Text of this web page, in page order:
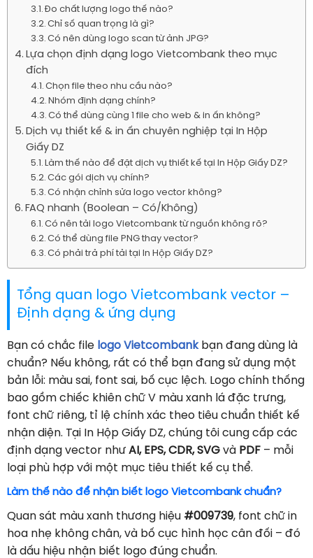
Đo chất lượng logo thế nào?
Chỉ số quan trọng là gì?
Có nên dùng logo scan từ ảnh JPG?
Lựa chọn định dạng logo Vietcombank theo mục
đích
Chọn file theo nhu cầu nào?
Nhóm định dạng chính?
Có thể dùng cùng 1 file cho web & in ấn không?
Dịch vụ thiết kế & in ấn chuyên nghiệp tại In Hộp
Giấy DZ
Làm thế nào để đặt dịch vụ thiết kế tại In Hộp Giấy DZ?
Các gói dịch vụ chính?
Có nhận chỉnh sửa logo vector không?
FAQ nhanh (Boolean – Có/Không)
Có nên tải logo Vietcombank từ nguồn không rõ?
Có thể dùng file PNG thay vector?
Có phải trả phí tải tại In Hộp Giấy DZ?
Tổng quan logo Vietcombank vector –
Định dạng & ứng dụng
Bạn có chắc file logo Vietcombankbạn đang dùng là
chuẩn? Nếu không, rất có thể bạn đang sử dụng một
bản lỗi: màu sai, font sai, bố cục lệch. Logo chính thống
bao gồm chiếc khiên chữ V màu xanh lá đặc trưng,
font chữ riêng, tỉ lệ chính xác theo tiêu chuẩn thiết kế
nhận diện. Tại In Hộp Giấy DZ, chúng tôi cung cấp các
định dạng vector như AI, EPS, CDR, SVG và PDF – mỗi
loại phù hợp với một mục tiêu thiết kế cụ thể.
Làm thế nào để nhận biết logo Vietcombank chuẩn?
Quan sát màu xanh thương hiệu #009739, font chữ in
hoa nhẹ không chân, và bố cục hình học cân đối – đó
là dấu hiệu nhận biết logo đúng chuẩn.